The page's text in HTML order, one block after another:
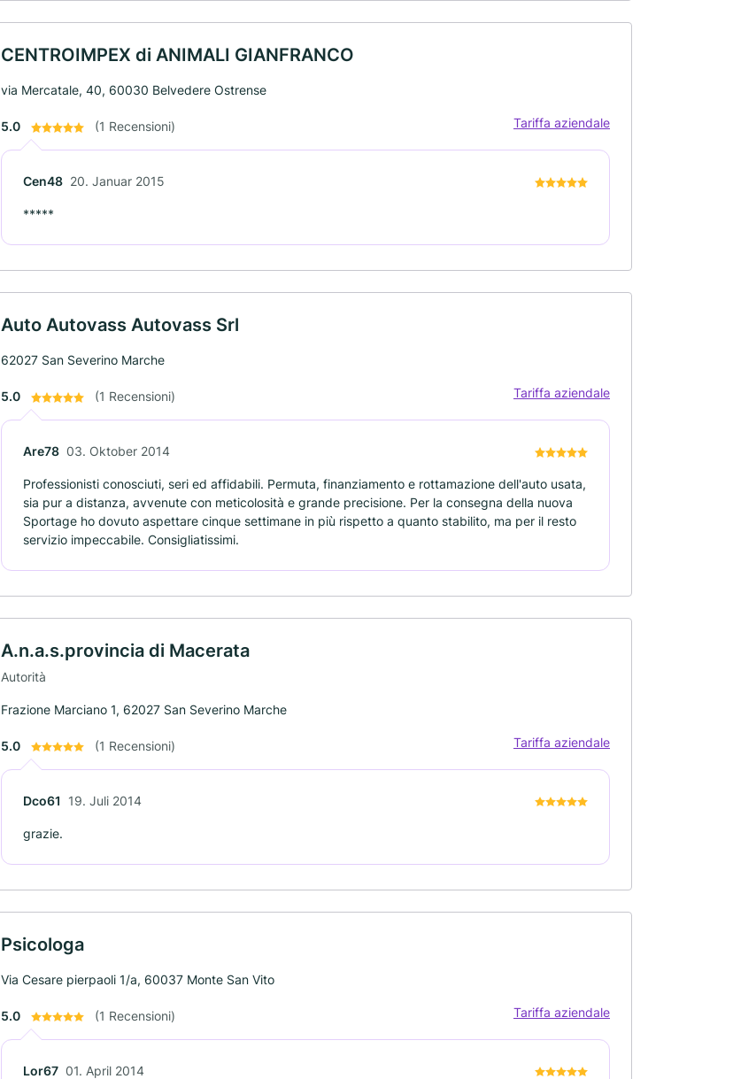
CENTROIMPEX di ANIMALI GIANFRANCO
via Mercatale, 40, 60030 Belvedere Ostrense
5.0 (1 Recensioni) Tariffa aziendale
Cen48 20. Januar 2015
*****
Auto Autovass Autovass Srl
62027 San Severino Marche
5.0 (1 Recensioni) Tariffa aziendale
Are78 03. Oktober 2014
Professionisti conosciuti, seri ed affidabili. Permuta, finanziamento e rottamazione dell'auto usata,
sia pur a distanza, avvenute con meticolosità e grande precisione. Per la consegna della nuova
Sportage ho dovuto aspettare cinque settimane in più rispetto a quanto stabilito, ma per il resto
servizio impeccabile. Consigliatissimi.
A.n.a.s.provincia di Macerata
Autorità
Frazione Marciano 1, 62027 San Severino Marche
5.0 (1 Recensioni) Tariffa aziendale
Dco61 19. Juli 2014
grazie.
Psicologa
Via Cesare pierpaoli 1/a, 60037 Monte San Vito
5.0 (1 Recensioni) Tariffa aziendale
Lor67 01. April 2014